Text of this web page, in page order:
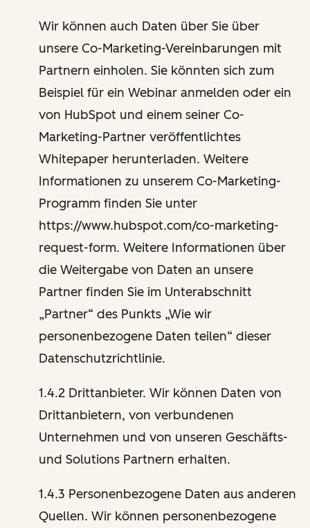
Wir können auch Daten über Sie über
unsere Co-Marketing-Vereinbarungen mit
Partnern einholen. Sie könnten sich zum
Beispiel für ein Webinar anmelden oder ein
von HubSpot und einem seiner Co-
Marketing-Partner veröffentlichtes
Whitepaper herunterladen. Weitere
Informationen zu unserem Co-Marketing-
Programm finden Sie unter
https://www.hubspot.com/co-marketing-
request-form. Weitere Informationen über
die Weitergabe von Daten an unsere
Partner finden Sie im Unterabschnitt
„Partner“ des Punkts „Wie wir
personenbezogene Daten teilen“ dieser
Datenschutzrichtlinie.
1.4.2 Drittanbieter. Wir können Daten von
Drittanbietern, von verbundenen
Unternehmen und von unseren Geschäfts-
und Solutions Partnern erhalten.
1.4.3 Personenbezogene Daten aus anderen
Quellen. Wir können personenbezogene